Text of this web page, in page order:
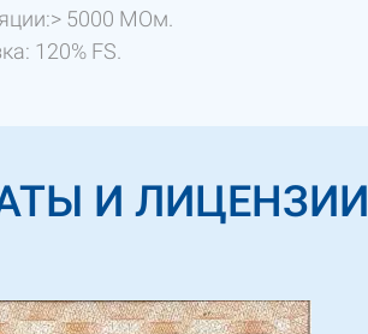
5000 МОм.
120% FS.
И ЛИЦЕНЗИИ